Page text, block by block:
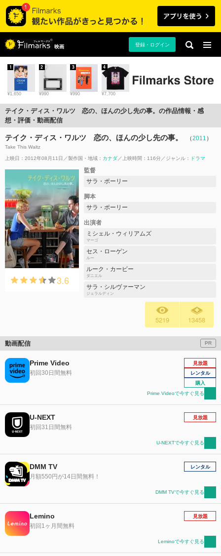
映画 登録・ログイン
¥1,650
1
¥990
2
¥990
3
¥7,700
4
テイク・ディス・ワルツ 恋の、ほんの少し先の事。の作品情報・感
想・評価・動画配信
テイク・ディス・ワルツ 恋の、ほんの少し先の事。 （2011 ）
Take This Waltz
上映日：2012年08月11日 製作国・地域： カナダ 上映時間：116分 ジャンル： ドラマ
3.6
監督
サラ・ポーリー
脚本
サラ・ポーリー
出演者
ミシェル・ウィリアムズ
マーゴ
セス・ローゲン
ルー
ルーク・カービー
ダニエル
サラ・シルヴァーマン
ジェラルディン
5219 13458
動画配信 PR
Prime Video
初回30日間無料
見放題
レンタル
購入
Prime Videoで今すぐ見る
U-NEXT
初回31日間無料
見放題
U-NEXTで今すぐ見る
DMM TV
月額550円が14日間無料！
レンタル
DMM TVで今すぐ見る
Lemino
初回1ヶ月間無料
見放題
Leminoで今すぐ見る